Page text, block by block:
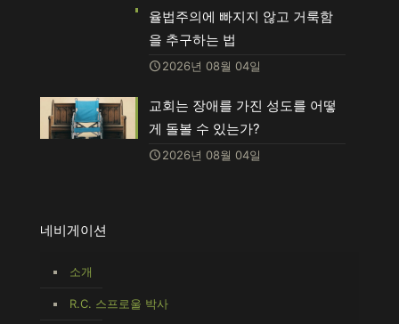
율법주의에 빠지지 않고 거룩함
을 추구하는 법
2026년 08월 04일
교회는 장애를 가진 성도를 어떻
게 돌볼 수 있는가?
2026년 08월 04일
네비게이션
소개
R.C. 스프로울 박사